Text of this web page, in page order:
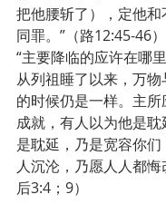
把他腰斩了），定他和
同罪。”（路12:45-46）
“主要降临的应许在哪
从列祖睡了以来，万
的时候仍是一样。主
成就，有人以为他是
是耽延，乃是宽容你
人沉沦，乃愿人人都悔
后3:4；9）